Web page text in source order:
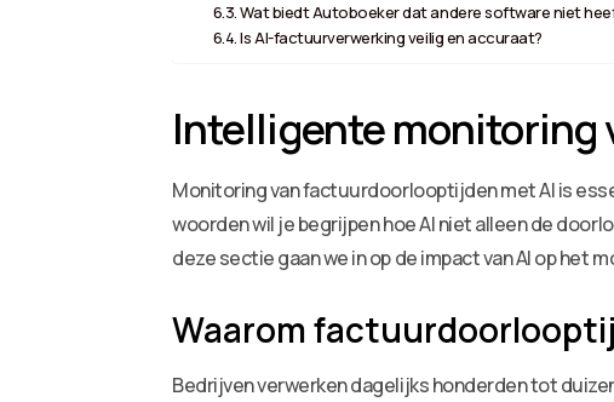
Wat biedt Autoboeker dat andere software niet
Is AI-factuurverwerking veilig en accuraat?
Intelligente monitoring
Monitoring van factuurdoorlooptijden met AI is
woorden wil je begrijpen hoe AI niet alleen de
deze sectie gaan we in op de impact van AI op
Waarom
Bedrijven verwerken dagelijks honderden tot